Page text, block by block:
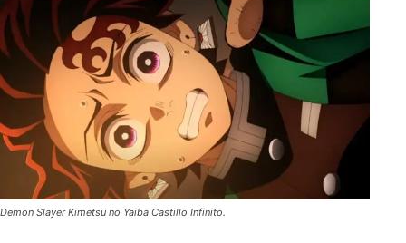
Demon Slayer Kimetsu no Yaiba Castillo Infinito.